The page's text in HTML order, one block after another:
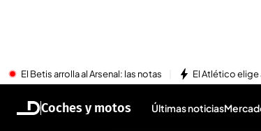
El Betis arrolla al Arsenal: las notas El Atlético elige
Coches y motos Últimas noticias